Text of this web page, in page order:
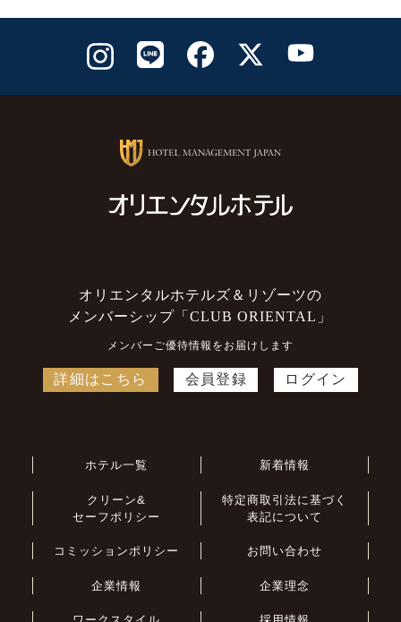
オリエンタルホテルズ＆リゾーツの
メンバーシップ「CLUB ORIENTAL」
メンバーご優待情報をお届けします
詳細はこちら 会員登録 ログイン
ホテル一覧 新着情報
クリーン&
セーフポリシー
特定商取引法に基づく
表記について
コミッションポリシー お問い合わせ
企業情報 企業理念